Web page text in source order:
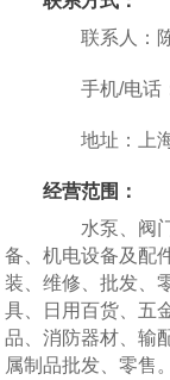
联系人：
手机/电话
地址：上海
经营范围：
水泵、阀门
备、机电设备及配
装、维修、批发、
具、日用百货、五
品、消防器材、输
属制品批发、零售